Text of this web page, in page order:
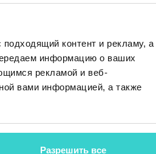
контент и рекламу, а
информацию о ваших
рекламой и веб-
вами информацией, а также
Разрешить все